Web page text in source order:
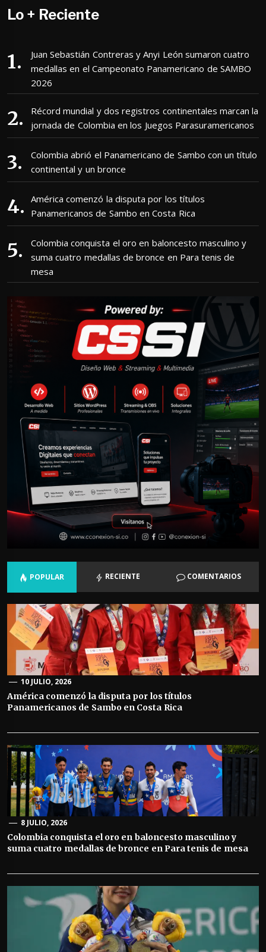
Lo + Reciente
Juan Sebastián Contreras y Anyi León sumaron cuatro
medallas en el Campeonato Panamericano de SAMBO
2026
Récord mundial y dos registros continentales marcan la
jornada de Colombia en los Juegos Parasuramericanos
Colombia abrió el Panamericano de Sambo con un título
continental y un bronce
América comenzó la disputa por los títulos
Panamericanos de Sambo en Costa Rica
Colombia conquista el oro en baloncesto masculino y
suma cuatro medallas de bronce en Para tenis de
mesa
POPULAR RECIENTE COMENTARIOS
10 JULIO, 2026
América comenzó la disputa por los títulos
Panamericanos de Sambo en Costa Rica
8 JULIO, 2026
Colombia conquista el oro en baloncesto masculino y
suma cuatro medallas de bronce en Para tenis de mesa